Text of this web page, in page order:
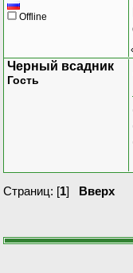
Offline
Черный всадник
Гость
Страниц: [1] Вверх